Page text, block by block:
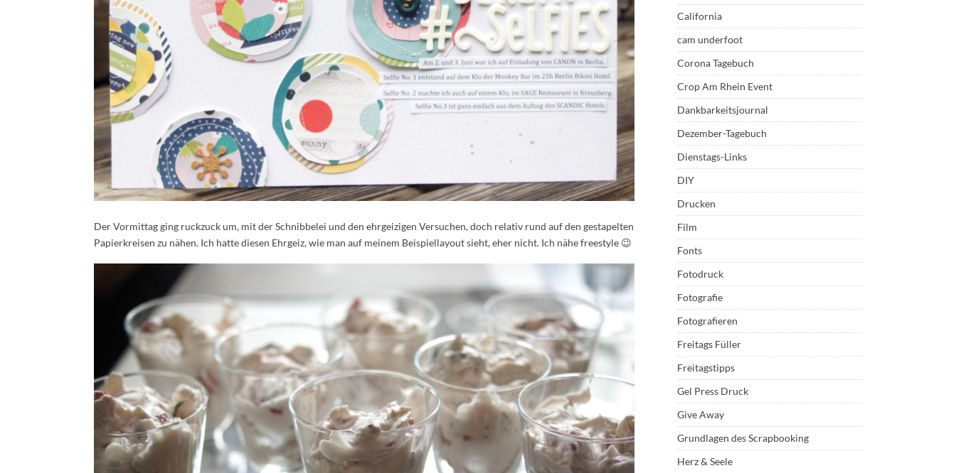
Der Vormittag ging ruckzuck um, mit der Schnibbelei und den ehrgeizigen Versuchen, doch relativ rund auf den gestapelten
Papierkreisen zu nähen. Ich hatte diesen Ehrgeiz, wie man auf meinem Beispiellayout sieht, eher nicht. Ich nähe freestyle 😉
California
cam underfoot
Corona Tagebuch
Crop Am Rhein Event
Dankbarkeitsjournal
Dezember-Tagebuch
Dienstags-Links
DIY
Drucken
Film
Fonts
Fotodruck
Fotografie
Fotografieren
Freitags Füller
Freitagstipps
Gel Press Druck
Give Away
Grundlagen des Scrapbooking
Herz & Seele